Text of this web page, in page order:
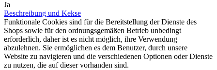
Ja
Beschreibung und Kekse
Funktionale Cookies sind für die Bereitstellung der Dienste des
Shops sowie für den ordnungsgemäßen Betrieb unbedingt
erforderlich, daher ist es nicht möglich, ihre Verwendung
abzulehnen. Sie ermöglichen es dem Benutzer, durch unsere
Website zu navigieren und die verschiedenen Optionen oder Dienste
zu nutzen, die auf dieser vorhanden sind.